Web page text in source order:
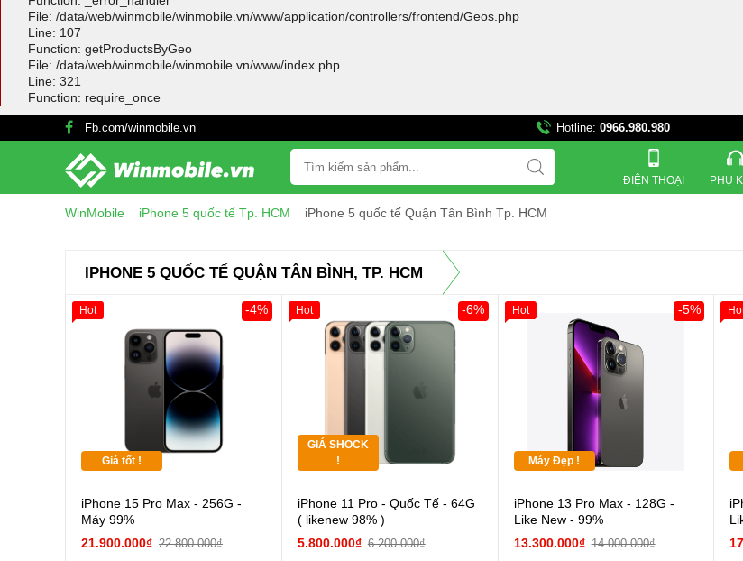
File: /data/web/winmobile/winmobile.vn/www/application/controllers/frontend/Geos.php
Line: 107
Function: getProductsByGeo
File: /data/web/winmobile/winmobile.vn/www/index.php
Line: 321
Function: require_once
Fb.com/winmobile.vn Hotline: 0966.980.980 821
ĐIỆN THOẠI PHỤ
WinMobile iPhone 5 quốc tế Tp. HCM iPhone 5 quốc tế Quận Tân Bình Tp. HCM
IPHONE 5 QUỐC TẾ QUẬN TÂN BÌNH, TP. HCM
Giá tốt !
iPhone 15 Pro Max - 256G -
Máy 99%
21.900.000₫ 22.800.000₫
-4%
Hot
GIÁ SHOCK
!
Giảm 100.000đ
Khách Hàng
Thân Thiết
Cường lực 10D full
màn
tai nghe iPhone 6S
iPhone 11 Pro - Quốc Tế - 64G
( likenew 98% )
5.800.000₫ 6.200.000₫
-6%
Hot
Máy Đẹp !
iPhone 13 Pro Max - 128G -
Like New - 99%
13.300.000₫ 14.000.000₫
-5%
Hot